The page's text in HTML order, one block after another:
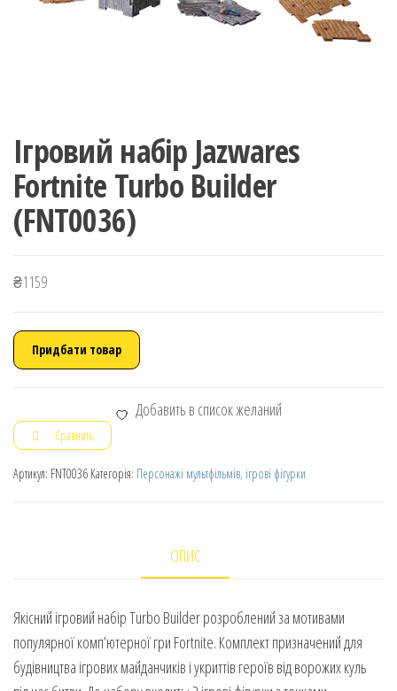
Ігровий набір Jazwares
Fortnite Turbo Builder
(FNT0036)
₴1159
Придбати товар
Добавить в список желаний
Сравнить
Артикул: FNT0036 Категорія: Персонажі мультфільмів, ігрові фігурки
ОПИС
Якісний ігровий набір Turbo Builder розроблений за мотивами
популярної комп’ютерної гри Fortnite. Комплект призначений для
будівництва ігрових майданчиків і укриттів героїв від ворожих куль